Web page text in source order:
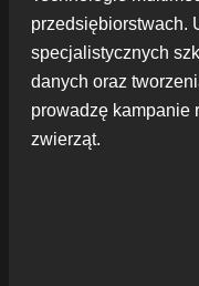
przedsiębiorstwach.
specjalistycznych
danych oraz
prowadzę kampanie
zwierząt.